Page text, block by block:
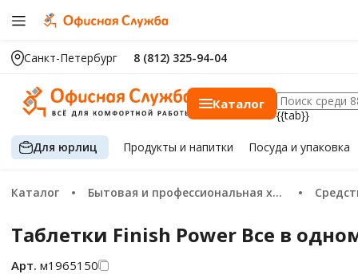
Санкт-Петербург 8 (812) 325-94-04
Каталог
{{tab}}
Для юрлиц Продуктыи напитки Посуда и упаковка
Каталог Бытовая и профессиональная химия
Таблетки Finish Power Все в
Арт. м1965150